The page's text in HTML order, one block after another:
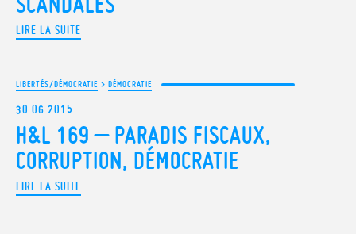
LIRE LA SUITE
LIBERTÉS/DÉMOCRATIE > DÉMOCRATIE
30.06.2015
H&L 169 – PARADIS FISCAUX,
CORRUPTION, DÉMOCRATIE
LIRE LA SUITE